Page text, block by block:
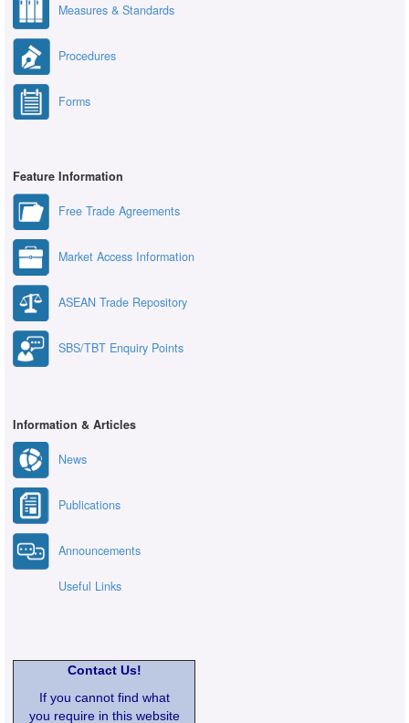
Measures & Standards
Procedures
Forms
Feature Information
Free Trade Agreements
Market Access Information
ASEAN Trade Repository
SBS/TBT Enquiry Points
Information & Articles
News
Publications
Announcements
Useful Links
Contact Us!
If you cannot find what
you require in this website